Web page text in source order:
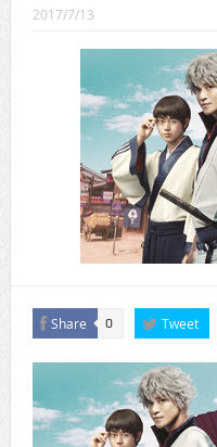
CINEMA×STYLE 289号
CINEMA×STYLE 288号
CINEMA×STYLE 287号
CINEMA×STYLE 286号
CINEMA×STYLE 285号
CINEMA×STYLE 294号
2017/7/13
Share 0 Tweet